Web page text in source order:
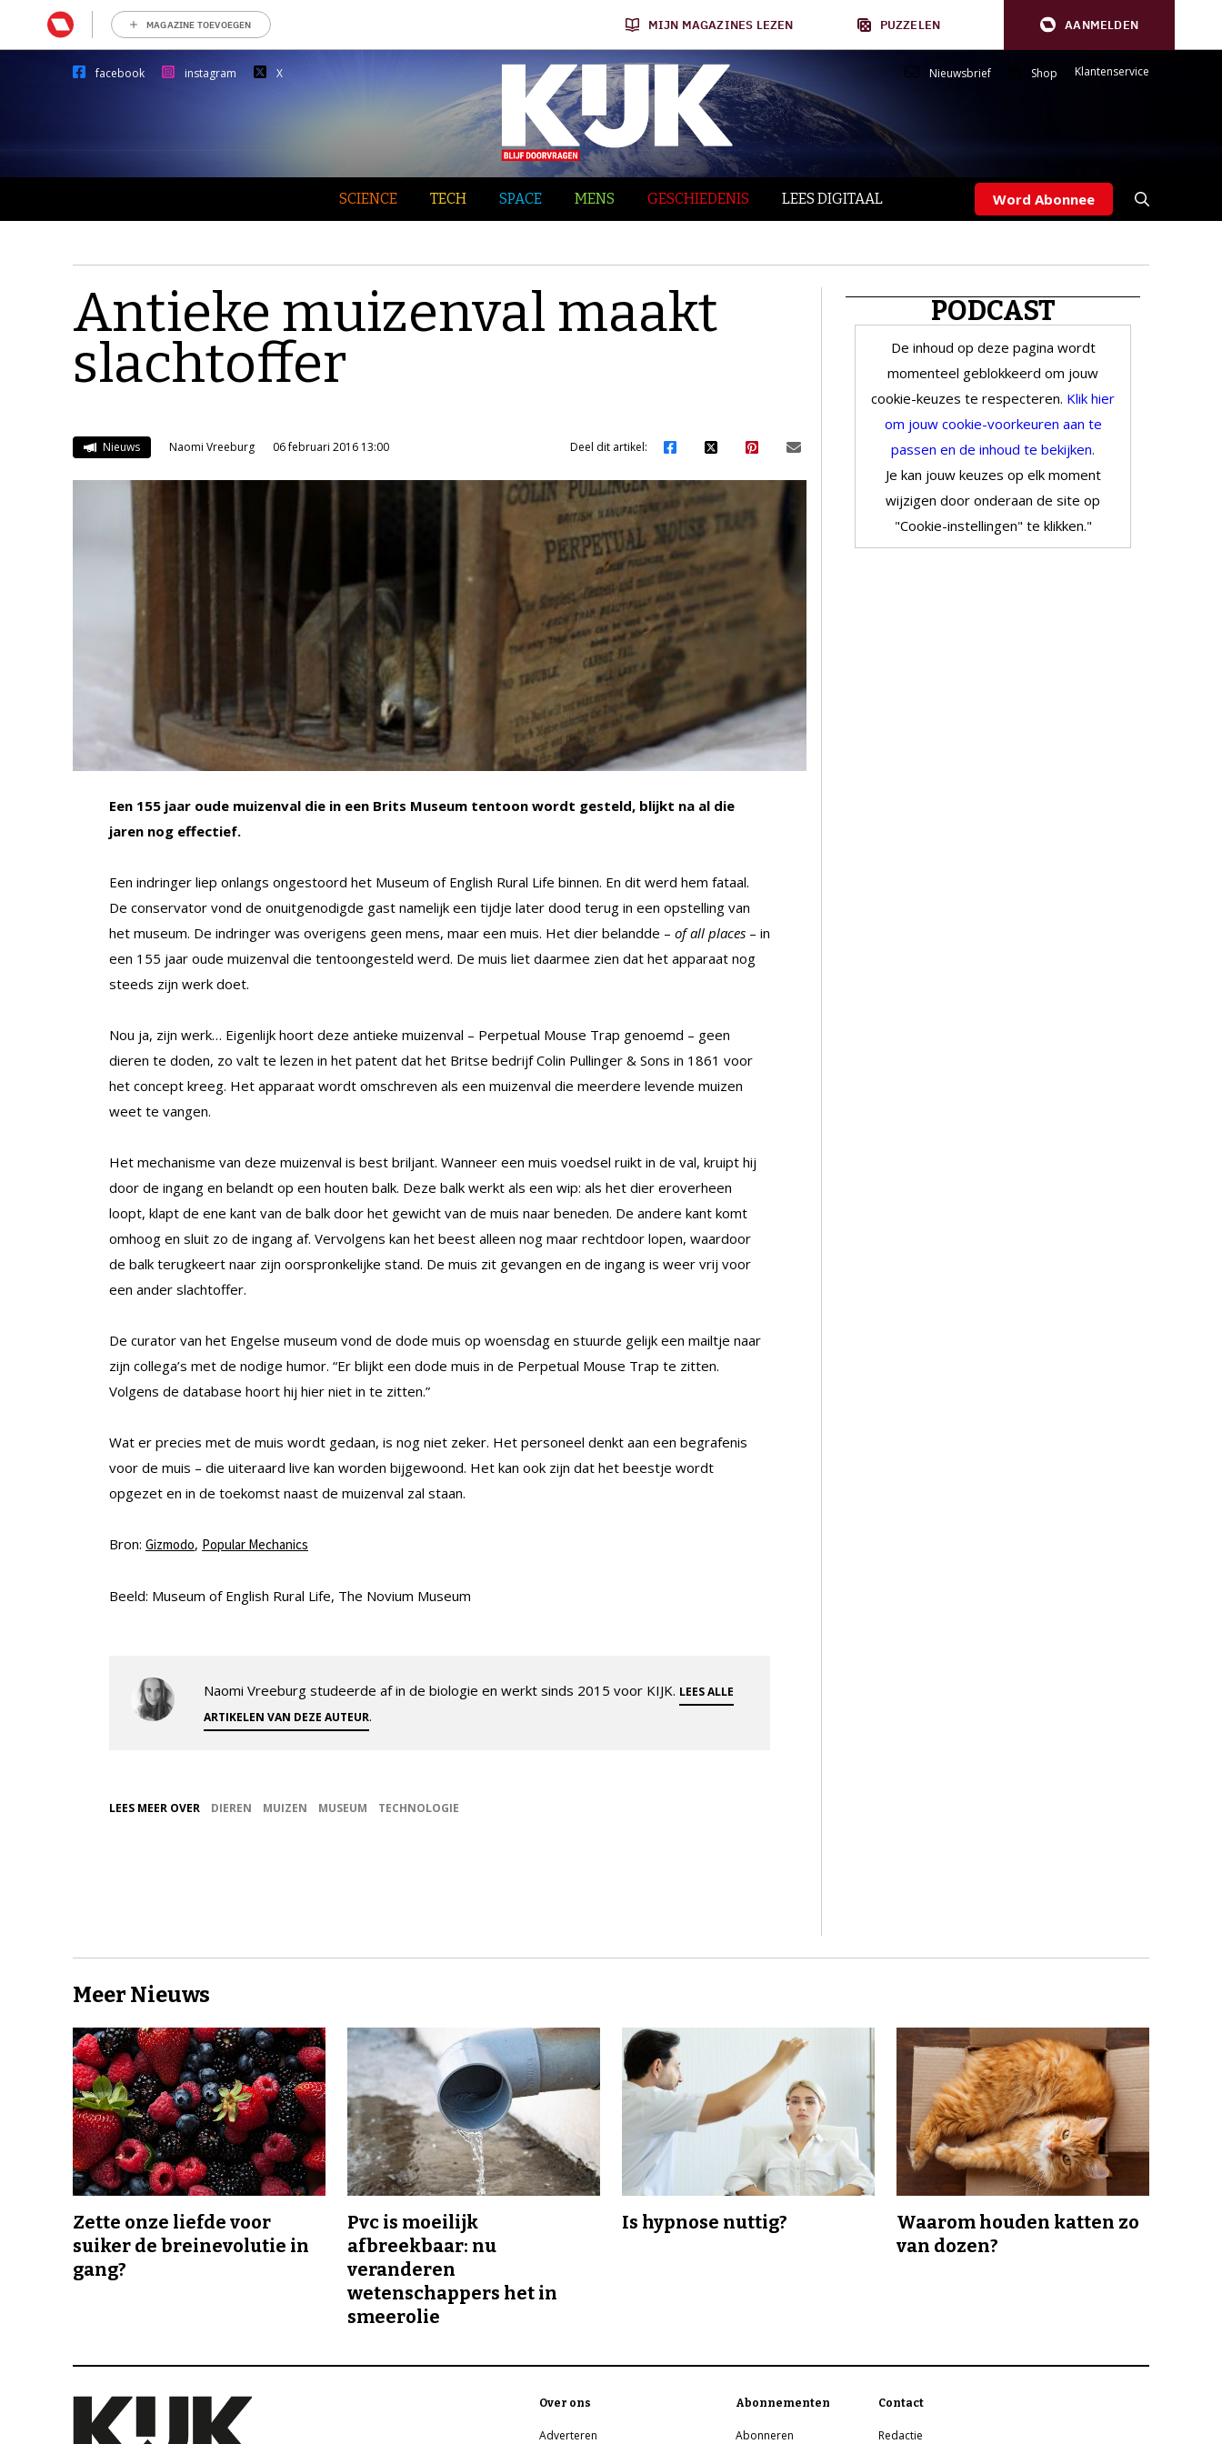
MAGAZINE TOEVOEGEN MIJN MAGAZINES LEZEN PUZZELEN AANMELDEN
facebook instagram X Nieuwsbrief Shop Klantenservice
SCIENCE TECH SPACE MENS GESCHIEDENIS LEES DIGITAAL Word Abonnee
Antieke muizenval maakt
slachtoffer
Nieuws Naomi Vreeburg 06 februari 2016 13:00 Deel dit artikel:
Een 155 jaar oude muizenval die in een Brits Museum tentoon wordt gesteld, blijkt na al die
jaren nog effectief.
Een indringer liep onlangs ongestoord het Museum of English Rural Life binnen. En dit werd hem fataal.
De conservator vond de onuitgenodigde gast namelijk een tijdje later dood terug in een opstelling van
het museum. De indringer was overigens geen mens, maar een muis. Het dier belandde – of all places – in
een 155 jaar oude muizenval die tentoongesteld werd. De muis liet daarmee zien dat het apparaat nog
steeds zijn werk doet.
Nou ja, zijn werk… Eigenlijk hoort deze antieke muizenval – Perpetual Mouse Trap genoemd – geen
dieren te doden, zo valt te lezen in het patent dat het Britse bedrijf Colin Pullinger & Sons in 1861 voor
het concept kreeg. Het apparaat wordt omschreven als een muizenval die meerdere levende muizen
weet te vangen.
Het mechanisme van deze muizenval is best briljant. Wanneer een muis voedsel ruikt in de val, kruipt hij
door de ingang en belandt op een houten balk. Deze balk werkt als een wip: als het dier eroverheen
loopt, klapt de ene kant van de balk door het gewicht van de muis naar beneden. De andere kant komt
omhoog en sluit zo de ingang af. Vervolgens kan het beest alleen nog maar rechtdoor lopen, waardoor
de balk terugkeert naar zijn oorspronkelijke stand. De muis zit gevangen en de ingang is weer vrij voor
een ander slachtoffer.
De curator van het Engelse museum vond de dode muis op woensdag en stuurde gelijk een mailtje naar
zijn collega’s met de nodige humor. “Er blijkt een dode muis in de Perpetual Mouse Trap te zitten.
Volgens de database hoort hij hier niet in te zitten.”
Wat er precies met de muis wordt gedaan, is nog niet zeker. Het personeel denkt aan een begrafenis
voor de muis – die uiteraard live kan worden bijgewoond. Het kan ook zijn dat het beestje wordt
opgezet en in de toekomst naast de muizenval zal staan.
Bron: Gizmodo, Popular Mechanics
Beeld: Museum of English Rural Life, The Novium Museum
Naomi Vreeburg studeerde af in de biologie en werkt sinds 2015 voor KIJK. LEES ALLE
ARTIKELEN VAN DEZE AUTEUR.
LEES MEER OVER DIEREN MUIZEN MUSEUM TECHNOLOGIE
PODCAST
De inhoud op deze pagina wordt
momenteel geblokkeerd om jouw
cookie-keuzes te respecteren. Klik hier
om jouw cookie-voorkeuren aan te
passen en de inhoud te bekijken.
Je kan jouw keuzes op elk moment
wijzigen door onderaan de site op
"Cookie-instellingen" te klikken."
Meer Nieuws
Zette onze liefde voor
suiker de breinevolutie in
gang?
Pvc is moeilijk
afbreekbaar: nu
veranderen
wetenschappers het in
smeerolie
Is hypnose nuttig?
Waarom houden katten zo
van dozen?
Over ons
Adverteren
Abonnementen
Abonneren
Contact
Redactie